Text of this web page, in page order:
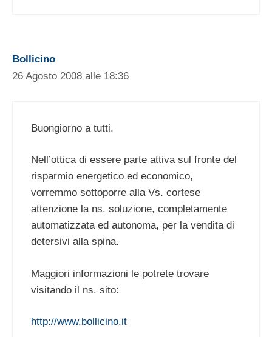
Bollicino
26 Agosto 2008 alle 18:36
Buongiorno a tutti.
Nell’ottica di essere parte attiva sul fronte del
risparmio energetico ed economico,
vorremmo sottoporre alla Vs. cortese
attenzione la ns. soluzione, completamente
automatizzata ed autonoma, per la vendita di
detersivi alla spina.
Maggiori informazioni le potrete trovare
visitando il ns. sito:
http://www.bollicino.it